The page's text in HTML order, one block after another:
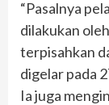
“Pasalnya
dilakukan
terpisahkan
digelar pada
Ia juga